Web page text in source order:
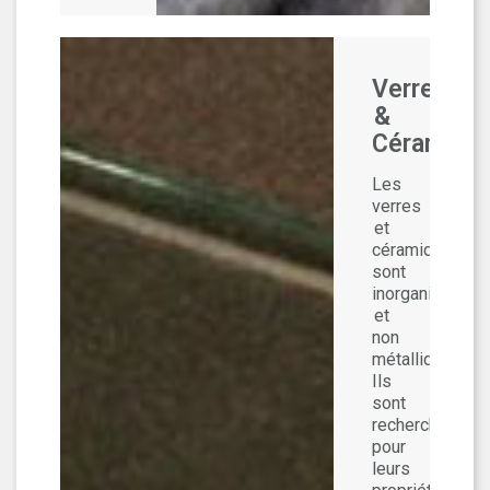
Verres
&
Les
verres
et
céramiques
sont
inorganiques
et
non
métalliques.
Ils
sont
recherchés
pour
leurs